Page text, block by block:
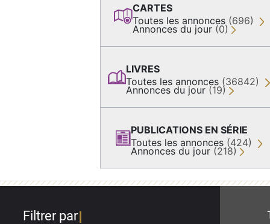
CARTES
Toutes les annonces (696)
Annonces du jour (0)
LIVRES
Toutes les annonces (36842)
Annonces du jour (19)
PUBLICATIONS EN SÉRIE
Toutes les annonces (424)
Annonces du jour (218)
Filtrer par